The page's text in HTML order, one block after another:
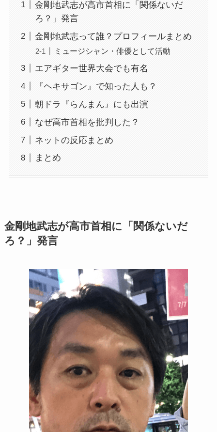
金剛地武志が高市首相に「関係ないだ
ろ？」発言
金剛地武志って誰？プロフィールまとめ
ミュージシャン・俳優として活動
エアギター世界大会でも有名
『ヘキサゴン』で知った人も？
朝ドラ『らんまん』にも出演
なぜ高市首相を批判した？
ネットの反応まとめ
まとめ
金剛地武志が高市首相に「関係ないだ
ろ？」発言